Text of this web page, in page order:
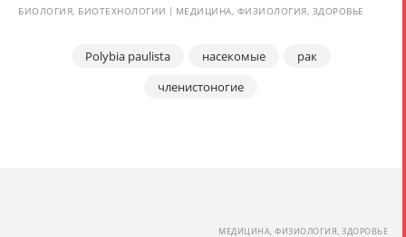
БИОЛОГИЯ, БИОТЕХНОЛОГИИ МЕДИЦИНА, ФИЗИОЛОГИЯ, ЗДОРОВЬЕ
Polybia paulista насекомые
рак
членистоногие
МЕДИЦИНА, ФИЗИОЛОГИЯ, ЗДОРОВЬЕ